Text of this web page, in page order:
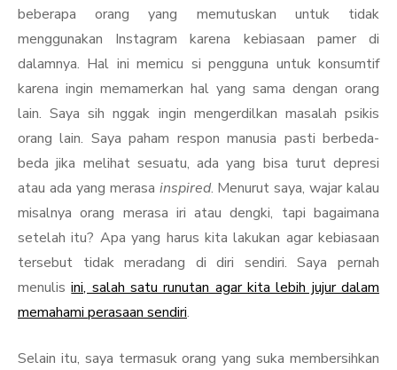
beberapa orang yang memutuskan untuk tidak
menggunakan Instagram karena kebiasaan pamer di
dalamnya. Hal ini memicu si pengguna untuk konsumtif
karena ingin memamerkan hal yang sama dengan orang
lain. Saya sih nggak ingin mengerdilkan masalah psikis
orang lain. Saya paham respon manusia pasti berbeda-
beda jika melihat sesuatu, ada yang bisa turut depresi
atau ada yang merasa inspired. Menurut saya, wajar kalau
misalnya orang merasa iri atau dengki, tapi bagaimana
setelah itu? Apa yang harus kita lakukan agar kebiasaan
tersebut tidak meradang di diri sendiri. Saya pernah
menulisini, salah satu runutan agar kita lebih jujur dalam
memahami perasaan sendiri.
Selain itu, saya termasuk orang yang suka membersihkan